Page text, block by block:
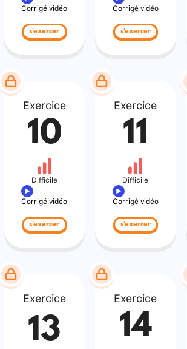
Corrigé vidéo
s'exercer
Corrigé vidéo
s'exercer
Exercice
10
Difficile
Corrigé vidéo
s'exercer
Exercice
11
Difficile
Corrigé vidéo
s'exercer
Exercice
13
Exercice
14